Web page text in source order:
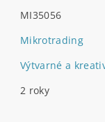
MI35056
Mikrotrading
Výtvarné a
2 roky